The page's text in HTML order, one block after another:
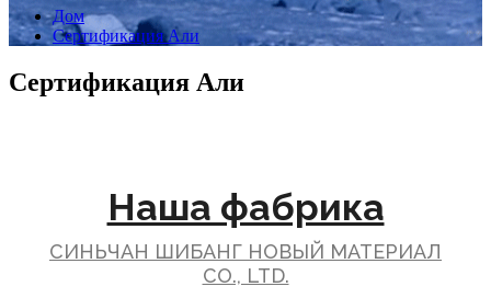
Дом
Сертификация Али
Сертификация Али
Наша фабрика
СИНЬЧАН ШИБАНГ НОВЫЙ МАТЕРИАЛ
CO., LTD.